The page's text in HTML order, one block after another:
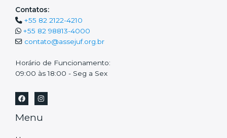
Contatos:
+55 82 2122-4210
+55 82 98813-4000
contato@assejuf.org.br
Horário de Funcionamento:
09:00 às 18:00 - Seg a Sex
Menu